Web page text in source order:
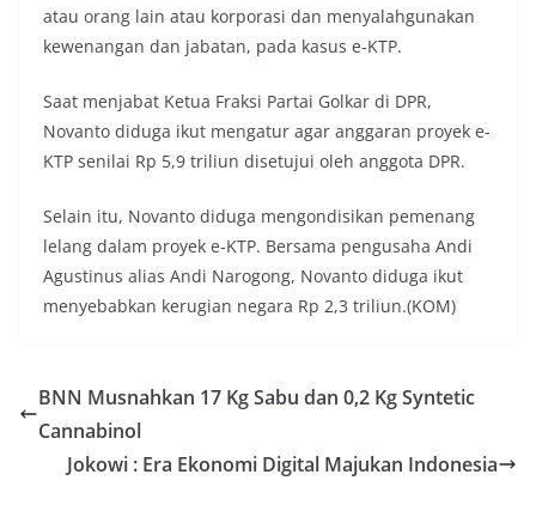
atau orang lain atau korporasi dan menyalahgunakan
kewenangan dan jabatan, pada kasus e-KTP.
Saat menjabat Ketua Fraksi Partai Golkar di DPR,
Novanto diduga ikut mengatur agar anggaran proyek e-
KTP senilai Rp 5,9 triliun disetujui oleh anggota DPR.
Selain itu, Novanto diduga mengondisikan pemenang
lelang dalam proyek e-KTP. Bersama pengusaha Andi
Agustinus alias Andi Narogong, Novanto diduga ikut
menyebabkan kerugian negara Rp 2,3 triliun.(KOM)
BNN Musnahkan 17 Kg Sabu dan 0,2 Kg Syntetic
Cannabinol
Jokowi : Era Ekonomi Digital Majukan Indonesia